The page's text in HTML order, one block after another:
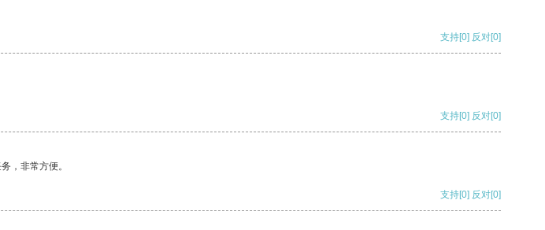
支持[0] 反对[0]
支持[0] 反对[0]
，非常方便。
支持[0] 反对[0]